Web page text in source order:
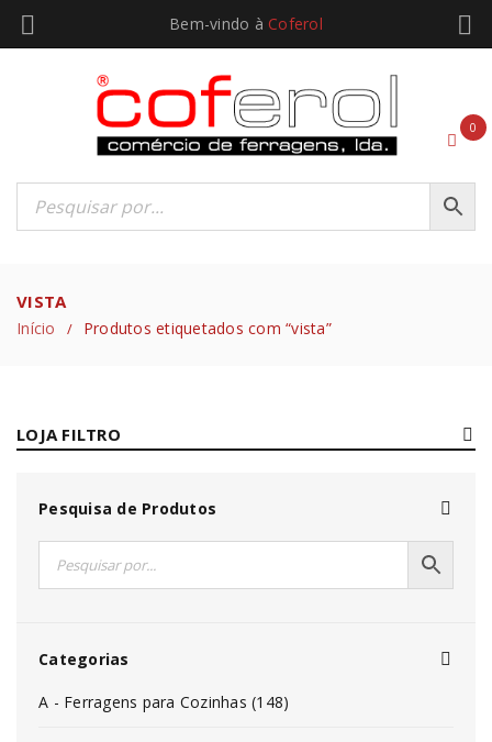
Bem-vindo à Coferol
0
VISTA
Início / Produtos etiquetados com “vista”
LOJA FILTRO
Pesquisa de Produtos
Categorias
A - Ferragens para Cozinhas (148)